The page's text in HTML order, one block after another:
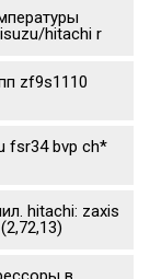
hitachi r
zf9s1110
fsr34 bvp ch*
hitachi: zaxis